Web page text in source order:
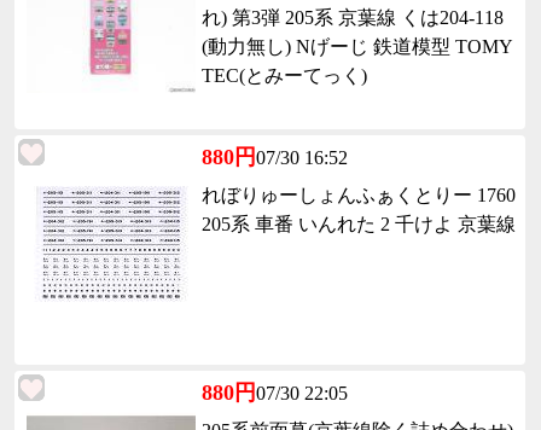
れ) 第3弾 205系 京葉線 くは204-118
(動力無し) Nげーじ 鉄道模型 TOMY
TEC(とみーてっく)
880円07/30 16:52
れぼりゅーしょんふぁくとりー 1760
205系 車番 いんれた 2 千けよ 京葉線
880円07/30 22:05